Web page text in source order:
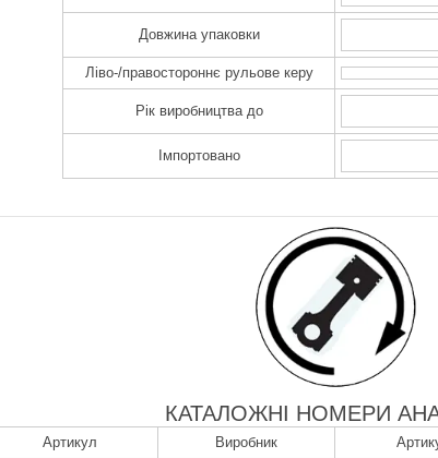
Довжина упаковки
Ліво-/правостороннє рульове керу
Рік виробництва до
Імпортовано
КАТАЛОЖНІ НОМЕРИ
Артикул Виробник